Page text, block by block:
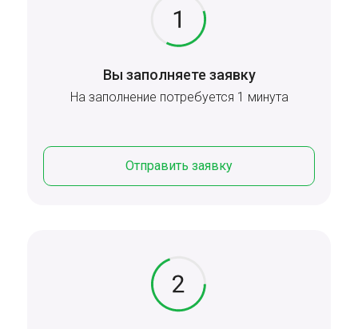
Отправить заявку
Вы заполняете заявку
На заполнение потребуется 1 минута